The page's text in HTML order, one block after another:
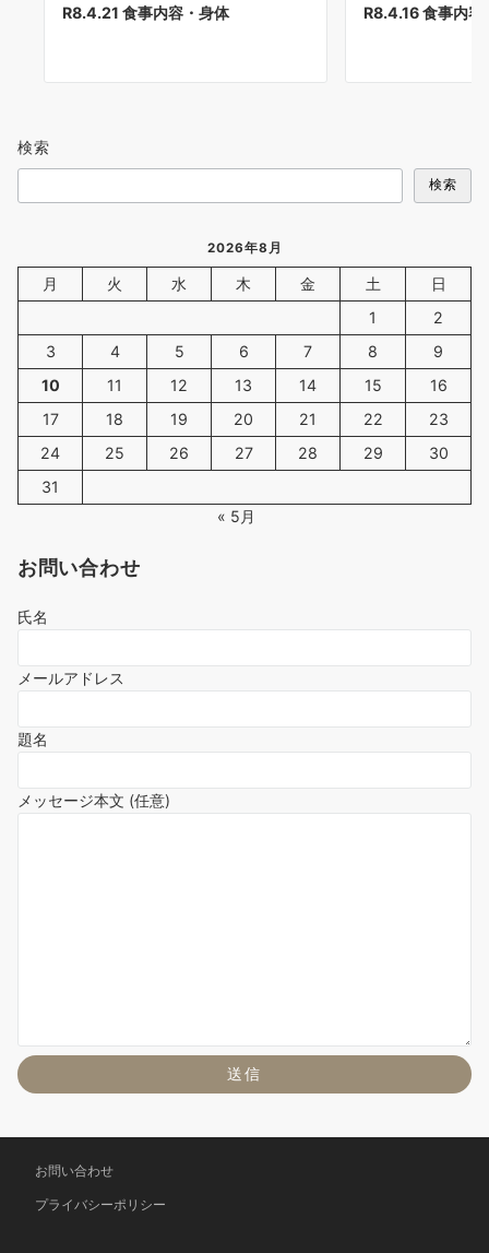
R8.4.21 食事内容・身体 R8.4.16 食事内容
検索
検索
2026年8月
月 火 水 木 金 土
日
1
2
3
4 5 6 7 8
9
10
11 12 13 14 15
16
17
18 19 20 21 22
23
24
25 26 27 28 29
30
31
« 5月
お問い合わせ
氏名
メールアドレス
題名
メッセージ本文 (任意)
お問い合わせ
プライバシーポリシー